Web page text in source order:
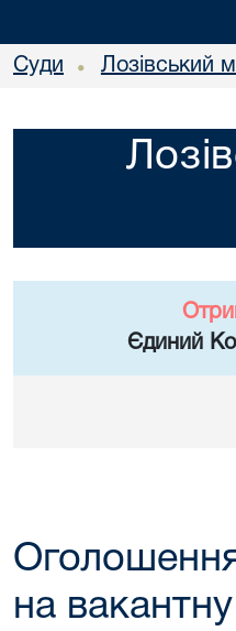
Суди • Лозівський
Єдиний
на